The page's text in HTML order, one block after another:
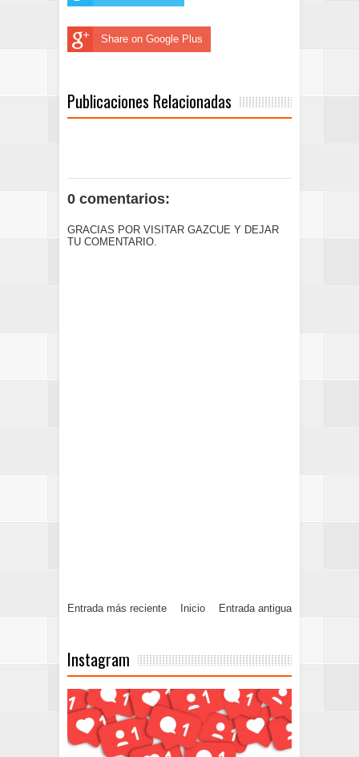
Share on Google Plus
Publicaciones Relacionadas
0 comentarios:
GRACIAS POR VISITAR GAZCUE Y DEJAR
TU COMENTARIO.
Entrada más reciente Entrada antigua
Inicio
Instagram